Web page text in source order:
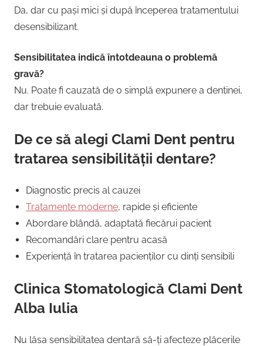
Da, dar cu pași mici și după începerea tratamentului
desensibilizant.
Sensibilitatea indică întotdeauna o problemă
gravă?
Nu. Poate fi cauzată de o simplă expunere a dentinei,
dar trebuie evaluată.
De ce să alegi Clami Dent pentru
tratarea sensibilității dentare?
Diagnostic precis al cauzei
Tratamente moderne, rapide și eficiente
Abordare blândă, adaptată fiecărui pacient
Recomandări clare pentru acasă
Experiență în tratarea pacienților cu dinți sensibili
Clinica Stomatologică Clami Dent
Alba Iulia
Nu lăsa sensibilitatea dentară să-ți afecteze plăcerile